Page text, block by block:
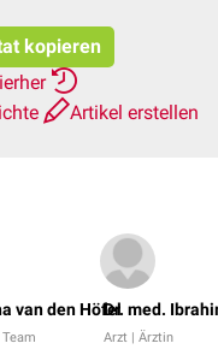
kopieren
Artikel erstellen
van den HöfelDr. med.
Arzt | Ärztin